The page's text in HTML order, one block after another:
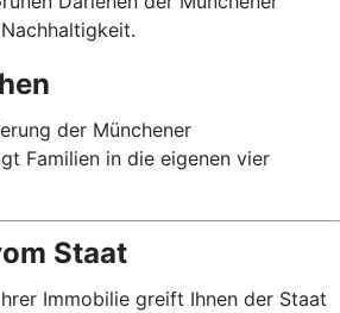
der Münchener
Familien in die eigenen vier
Staat
Immobilie greift Ihnen der Staat